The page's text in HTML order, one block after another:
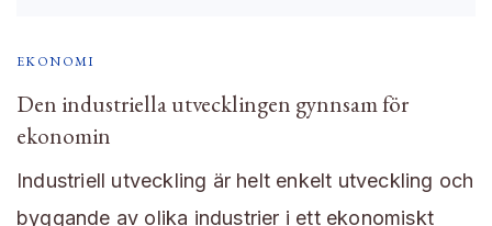
EKONOMI
Den industriella utvecklingen gynnsam för
ekonomin
Industriell utveckling är helt enkelt utveckling och
byggande av olika industrier i ett ekonomiskt